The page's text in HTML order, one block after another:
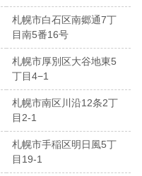
札幌市白石区南郷通7丁
目南5番16号
札幌市厚別区大谷地東5
丁目4−1
札幌市南区川沿12条2丁
目2-1
札幌市手稲区明日風5丁
目19-1